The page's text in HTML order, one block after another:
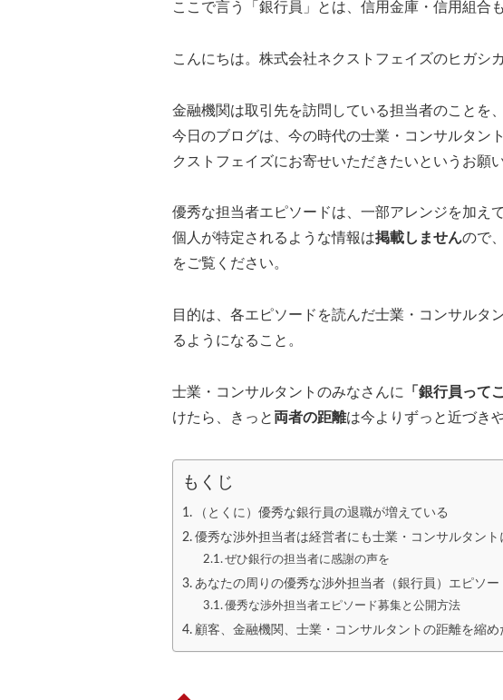
ここで言う「銀行員」とは、信用金庫・信用組合
こんにちは。株式会社ネクストフェイズのヒガシ
金融機関は取引先を訪問している担当者のことを
今日のブログは、今の時代の士業・コンサルタン
クストフェイズにお寄せいただきたいというお願い
優秀な担当者エピソードは、一部アレンジを加えて
個人が特定されるような情報は掲載しませんので
をご覧ください。
目的は、各エピソードを読んだ士業・コンサルタン
るようになること。
士業・コンサルタントのみなさんに 「銀行員って
けたら、きっと 両者の距離は今よりずっと近づき
もくじ
（とくに）優秀な銀行員の退職が増えている
優秀な渉外担当者は経営者にも士業・コンサルタン
ぜひ銀行の担当者に感謝の声を
あなたの周りの優秀な渉外担当者（銀行員）エピソー
優秀な渉外担当者エピソード募集と公開方法
顧客、金融機関、士業・コンサルタントの距離を縮め